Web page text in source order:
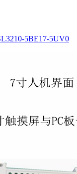
5BE17-5UV0